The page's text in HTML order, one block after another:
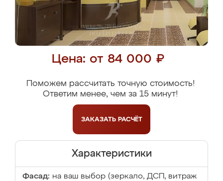
Цена: от 84 000 ₽
Поможем рассчитать точную стоимость!
Ответим менее, чем за 15 минут!
ЗАКАЗАТЬ РАСЧЁТ
Характеристики
Фасад: на ваш выбор (зеркало, ДСП, витраж